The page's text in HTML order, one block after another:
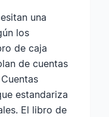
una
los
de caja
de cuentas
estandariza
El libro de